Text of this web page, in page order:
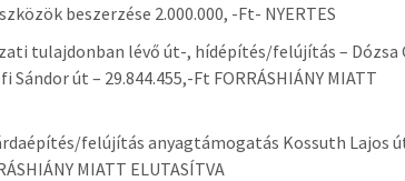
beszerzése 2.000.000, -Ft- NYERTES
tulajdonban lévő út-, hídépítés/felújítás – Dózsa
út – 29.844.455,-Ft FORRÁSHIÁNY MIATT
felújítás anyagtámogatás Kossuth Lajos
MIATT ELUTASÍTVA